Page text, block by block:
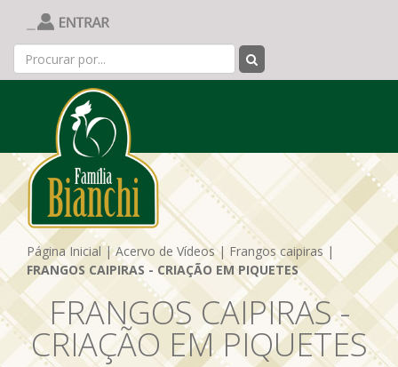
Página Inicial|Acervo de Vídeos| Frangos caipiras |
FRANGOS CAIPIRAS - CRIAÇÃO EM PIQUETES
FRANGOS CAIPIRAS -
CRIAÇÃO EM PIQUETES